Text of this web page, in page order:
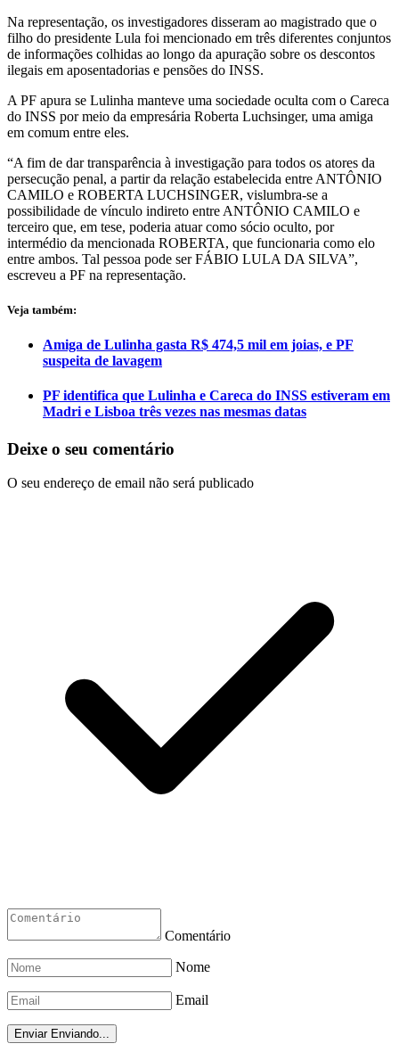
Na representação, os investigadores disseram ao magistrado que o
filho do presidente Lula foi mencionado em três diferentes conjuntos
de informações colhidas ao longo da apuração sobre os descontos
ilegais em aposentadorias e pensões do INSS.
A PF apura se Lulinha manteve uma sociedade oculta com o Careca
do INSS por meio da empresária Roberta Luchsinger, uma amiga
em comum entre eles.
“A fim de dar transparência à investigação para todos os atores da
persecução penal, a partir da relação estabelecida entre ANTÔNIO
CAMILO e ROBERTA LUCHSINGER, vislumbra-se a
possibilidade de vínculo indireto entre ANTÔNIO CAMILO e
terceiro que, em tese, poderia atuar como sócio oculto, por
intermédio da mencionada ROBERTA, que funcionaria como elo
entre ambos. Tal pessoa pode ser FÁBIO LULA DA SILVA”,
escreveu a PF na representação.
Veja também:
Amiga de Lulinha gasta R$ 474,5 mil em joias, e PF
suspeita de lavagem
PF identifica que Lulinha e Careca do INSS estiveram em
Madri e Lisboa três vezes nas mesmas datas
Deixe o seu comentário
O seu endereço de email não será publicado
Comentário
Nome
Email
Enviar Enviando...